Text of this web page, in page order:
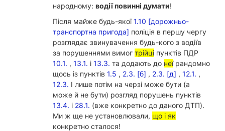
народному: водії повинні думати!
Після майже будь-якої1.10 [дорожньо-
транспортна пригода] поліція в першу чергу
розглядає звинувачення будь-кого з водіїв
за порушеннями вимог трійці пунктів ПДР
10.1. , 13.1. і 13.3. та додають до неїрандомно
щось із пунктів 1.5 , 2.3. [б] , 2.3. [д] , 12.1. ,
12.3. І лише потім на черзі може бути (а
може й не бути) розгляд порушень пунктів
13.4. і 28.1. (вже конкретно до даного ДТП).
Ми ж ще не установлювали, що і як
конкретно сталося!